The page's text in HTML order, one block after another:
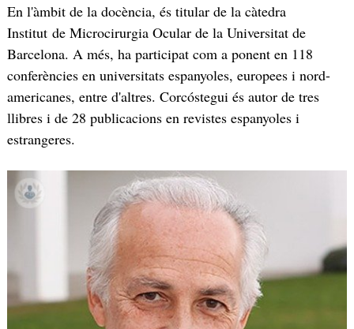
En l'àmbit de la docència, és titular de la càtedra
Institut de Microcirurgia Ocular de la Universitat de
Barcelona. A més, ha participat com a ponent en 118
conferències en universitats espanyoles, europees i nord-
americanes, entre d'altres. Corcóstegui és autor de tres
llibres i de 28 publicacions en revistes espanyoles i
estrangeres.